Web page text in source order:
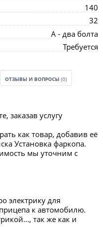
140
32
А - два болта
Требуется
ОТЗЫВЫ И ВОПРОСЫ (0)
заказав услугу
как товар, добавив её
Установка фаркопа.
мы уточним с
электрику для
к автомобилю.
так же как и